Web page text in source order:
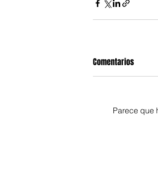
Comentarios
Parece que